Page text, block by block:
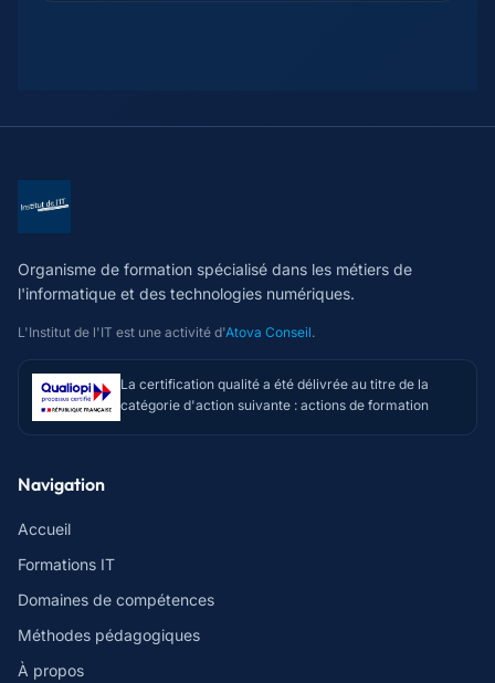
Organisme de formation spécialisé dans les métiers de
l'informatique et des technologies numériques.
L'Institut de l'IT est une activité d'Atova Conseil.
La certification qualité a été délivrée au titre de la
catégorie d'action suivante : actions de formation
Navigation
Accueil
Formations IT
Domaines de compétences
Méthodes pédagogiques
À propos